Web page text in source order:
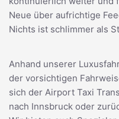
Neue über aufrichtige
Nichts ist schlimmer als
Anhand unserer
der vorsichtigen
sich der Airport Taxi
nach Innsbruck oder